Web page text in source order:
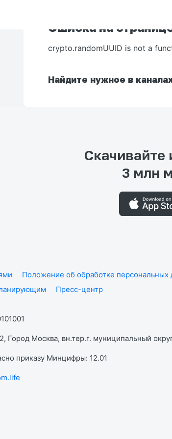
Ошибка на
crypto.randomUUID is not a
Найдите нужное в
Скачивайте
3 млн
Положение об обработке персональных
Пресс-центр
Город Москва, вн.тер.г. муниципальный
приказу Минцифры: 12.01